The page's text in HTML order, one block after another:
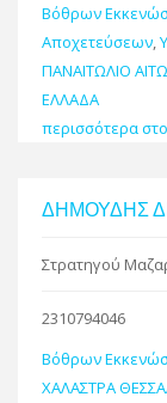
Βόθρων
Αποχετεύσεων,
ΠΑΝΑΙΤΩΛΙΟ
ΕΛΛΑΔΑ
περισσότερα
ΔΗΜΟΥΔΗΣ
Στρατηγού
2310794046
Βόθρων
ΧΑΛΑΣΤΡΑ